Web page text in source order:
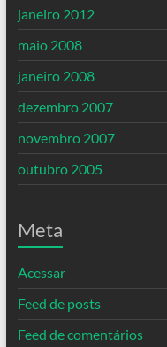
janeiro 2012
maio 2008
janeiro 2008
dezembro 2007
novembro 2007
outubro 2005
Meta
Acessar
Feed de posts
Feed de comentários